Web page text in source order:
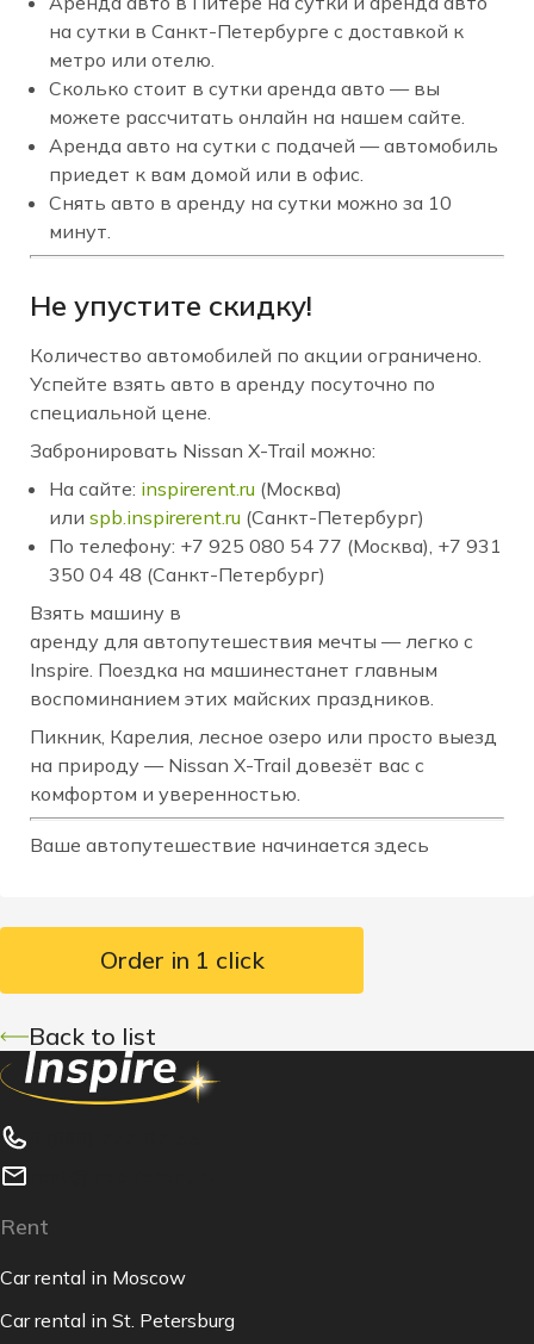
на сутки в Санкт-Петербурге с доставкой к
метро или отелю.
Сколько стоит в сутки аренда авто — вы
можете рассчитать онлайн на нашем сайте.
Аренда авто на сутки с подачей — автомобиль
приедет к вам домой или в офис.
Снять авто в аренду на сутки можно за 10
минут.
Не упустите скидку!
Количество автомобилей по акции ограничено.
Успейте взять авто в аренду посуточно по
специальной цене.
Забронировать Nissan X-Trail можно:
На сайте: inspirerent.ru (Москва)
или spb.inspirerent.ru (Санкт-Петербург)
По телефону: +7 925 080 54 77 (Москва), +7 931
350 04 48 (Санкт-Петербург)
Взять машину в
аренду для автопутешествия мечты — легко с
Inspire. Поездка на машинестанет главным
воспоминанием этих майских праздников.
Пикник, Карелия, лесное озеро или просто выезд
на природу — Nissan X-Trail довезёт вас с
комфортом и уверенностью.
Ваше автопутешествие начинается здесь
Order in 1 click
Back to list
Rent
Car rental in Moscow
Car rental in St. Petersburg